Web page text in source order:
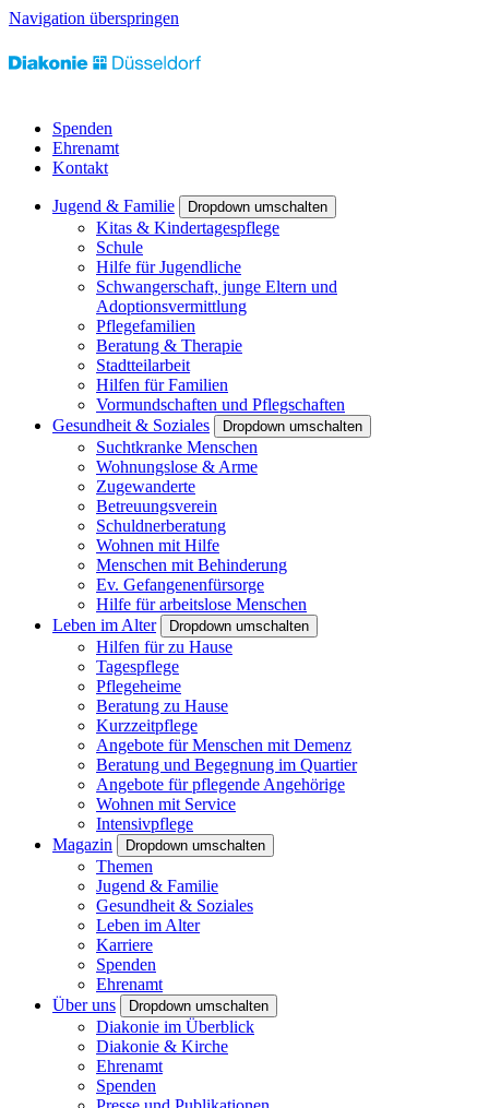
Navigation überspringen
Spenden
Ehrenamt
Kontakt
Jugend & Familie Dropdown umschalten
Kitas & Kindertagespflege
Schule
Hilfe für Jugendliche
Schwangerschaft, junge Eltern und
Adoptionsvermittlung
Pflegefamilien
Beratung & Therapie
Stadtteilarbeit
Hilfen für Familien
Vormundschaften und Pflegschaften
Gesundheit & Soziales
Dropdown umschalten
Suchtkranke Menschen
Wohnungslose & Arme
Zugewanderte
Betreuungsverein
Schuldnerberatung
Wohnen mit Hilfe
Menschen mit Behinderung
Ev. Gefangenenfürsorge
Hilfe für arbeitslose Menschen
Leben im Alter
Dropdown umschalten
Hilfen für zu Hause
Tagespflege
Pflegeheime
Beratung zu Hause
Kurzzeitpflege
Angebote für Menschen mit Demenz
Beratung und Begegnung im Quartier
Angebote für pflegende Angehörige
Wohnen mit Service
Intensivpflege
Magazin
Dropdown umschalten
Themen
Jugend & Familie
Gesundheit & Soziales
Leben im Alter
Karriere
Spenden
Ehrenamt
Über uns
Dropdown umschalten
Diakonie im Überblick
Diakonie & Kirche
Ehrenamt
Spenden